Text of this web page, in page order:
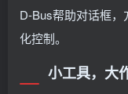
D-Bus帮助对话框
化控制。
小工具，大